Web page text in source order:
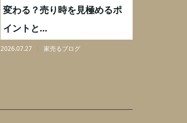
変わる？売り時を見極めるポ
イントと...
2026.07.27 家売るブログ